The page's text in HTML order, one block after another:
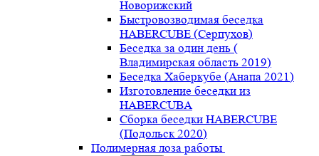
Новорижский
Быстровозводимая беседка
HABERCUBE (Серпухов)
Беседка за один день (
Владимирская область 2019)
Беседка Хаберкубе (Анапа 2021)
Изготовление беседки из
HABERCUBA
Сборка беседки HABERCUBE
(Подольск 2020)
Полимерная лоза работы